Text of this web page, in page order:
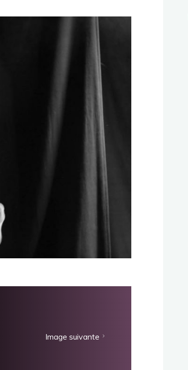
Image suivante